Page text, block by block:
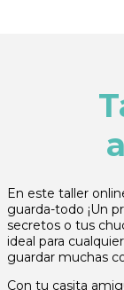
En este taller
guarda-todo ¡Un
secretos o tus
ideal para
guardar muchas
Con tu casita